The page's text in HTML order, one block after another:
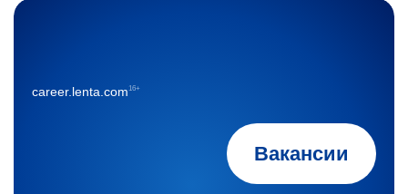
Вакансии
career.lenta.com16+